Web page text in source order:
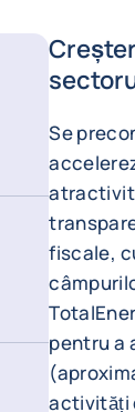
Se
fiscale,
pentru a
activități